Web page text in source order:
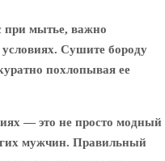
при мытье, важно
Сушите бороду
похлопывая ее
— это не просто модный
мужчин. Правильный